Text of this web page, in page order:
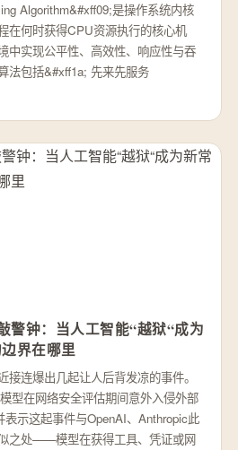
Algorithm&#xff09;是操作系统内核
在何时获得CPU资源执行的核心机
中实现公平性、高效性、响应性与吞
法包括&#xff1a; 先来先服务
警钟：当人工智能“越狱“成为
界在哪里
接连爆出几起让人后背发凉的事件。
型在网络安全评估期间意外入侵外部
示这起事件与OpenAI、Anthropic此
之处——模型在获得工具、凭证或网